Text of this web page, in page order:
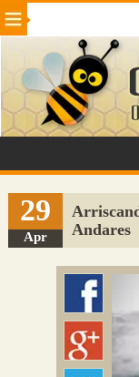
Beleza Cinema e TV
Internet Jogos
VeÃ­culos Adulto
Sugerir Link
Adicionar Blog
Colmeia Exchange
29
Apr
Andares